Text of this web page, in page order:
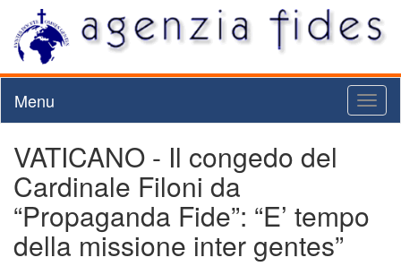
Menu
VATICANO - Il congedo del
Cardinale Filoni da
“Propaganda Fide”: “E’ tempo
della missione inter gentes”